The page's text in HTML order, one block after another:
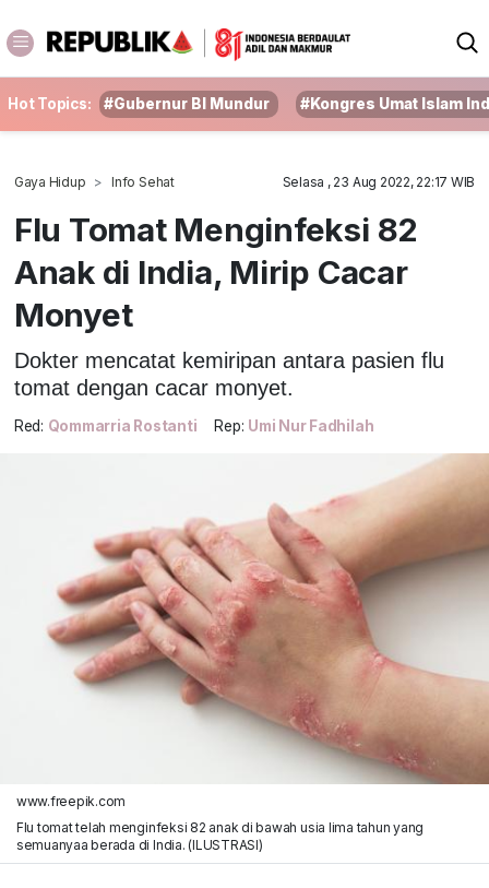
Hot Topics: #Gubernur BI Mundur #Kongres Umat Islam
Gaya Hidup Info Sehat Selasa , 23 Aug 2022, 22:17 WIB
Flu Tomat Menginfeksi 82
Anak di India, Mirip Cacar
Monyet
Dokter mencatat kemiripan antara pasien flu
tomat dengan cacar monyet.
Red: Qommarria Rostanti Rep: Umi Nur Fadhilah
www.freepik.com
Flu tomat telah menginfeksi 82 anak di bawah usia lima tahun yang
semuanyaa berada di India. (ILUSTRASI)